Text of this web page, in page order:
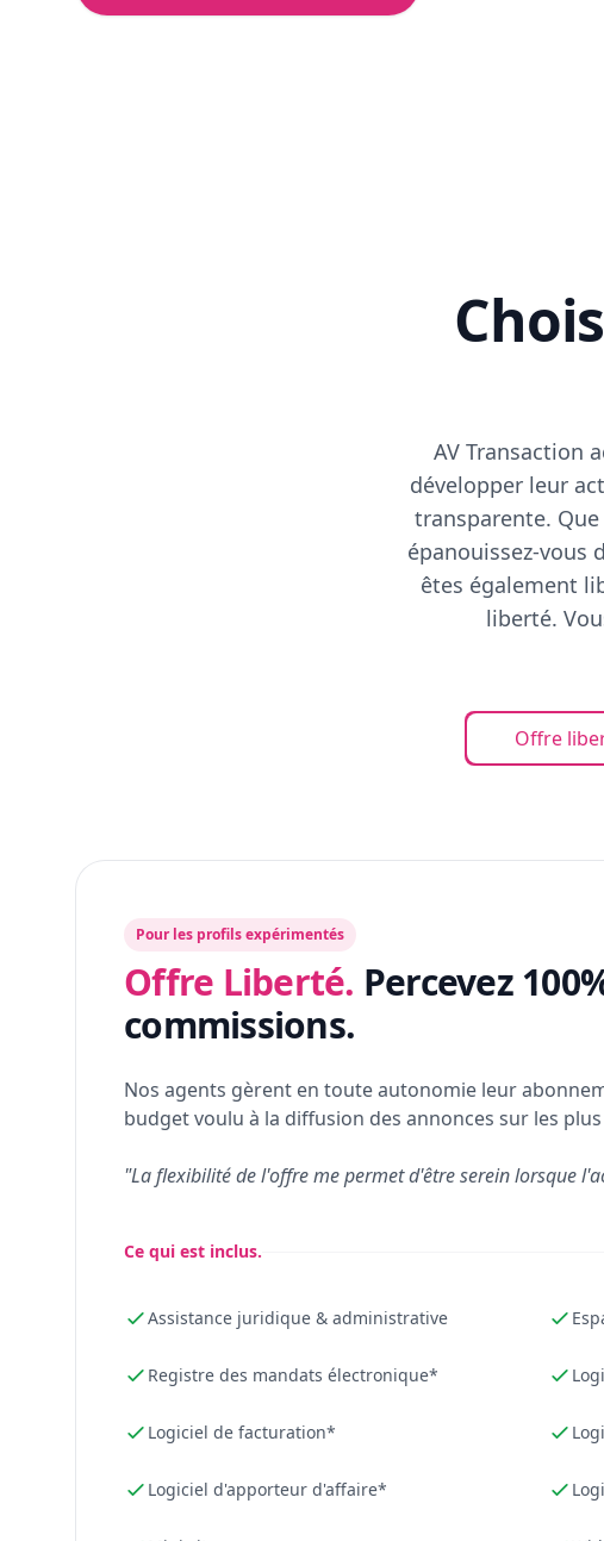
AV Transaction
développer leur
transparente.
épanouissez-vous
êtes également
liberté.
Offre
Pour les profils expérimentés
Offre Liberté. Percevez
commissions.
Nos agents gèrent en toute autonomie leur
budget voulu à la diffusion des annonces sur les
"La flexibilité de l'offre me permet d'être serein lorsque
Ce qui est inclus.
Assistance juridique & administrative
Registre des mandats électronique*
Logiciel de facturation*
Logiciel d'apporteur d'affaire*